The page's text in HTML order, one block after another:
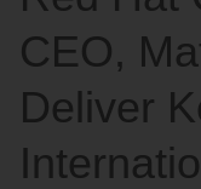
CEO,
Deliver